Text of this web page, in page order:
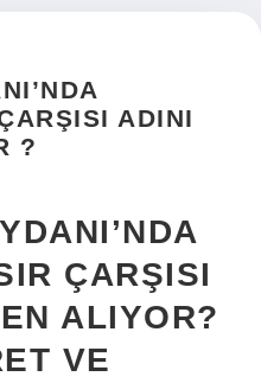
ADINI
?
ÇARŞISI
ALIYOR?
VE